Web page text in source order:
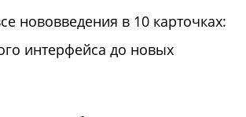
нововведения в 10 карточках:
интерфейса до новых